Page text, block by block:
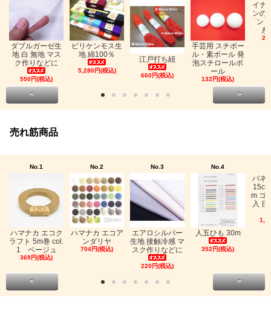
ダブルガーゼ生
地 白 無地 マス
ク作りなどに
550円(税込)
ビリケンモス生
地 綿100％
5,280円(税込)
江戸打ち紐
660円(税込)
手芸用 スチボー
ル・素ボール 発
泡スチロールボ
ール
132円(税込)
イナ
ンの
ン
糸
< >
売れ筋商品
No.1
ハマナカ エコク
ラフト 5m巻 col.
1 ベージュ
369円(税込)
No.2
ハマナカ エコア
ンダリヤ
704円(税込)
No.3
エアロシルバー
生地 接触冷感 マ
スク作りなどに
220円(税込)
No.4
人五ひも 30m
352円(税込)
バネ
m ゴ
入
< >